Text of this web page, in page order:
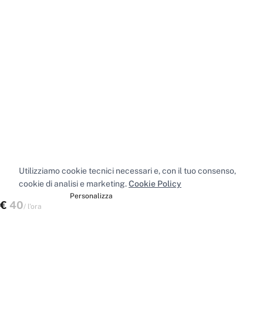
€ 40/ l'ora
Utilizziamo cookie tecnici necessari e, con il tuo consenso,
cookie di analisi e marketing.Cookie Policy
Personalizza